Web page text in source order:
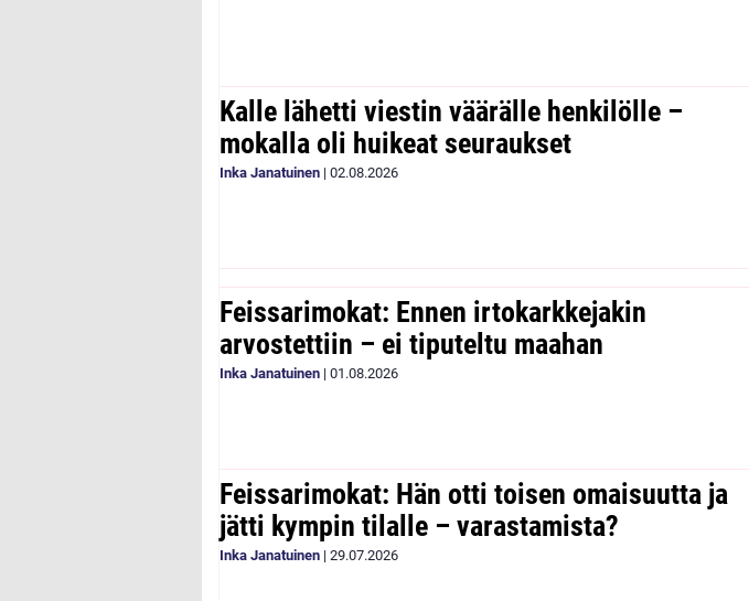
Kalle lähetti viestin väärälle henkilölle –
mokalla oli huikeat seuraukset
Inka Janatuinen | 02.08.2026
Feissarimokat: Ennen irtokarkkejakin
arvostettiin – ei tiputeltu maahan
Inka Janatuinen | 01.08.2026
Feissarimokat: Hän otti toisen omaisuutta ja
jätti kympin tilalle – varastamista?
Inka Janatuinen | 29.07.2026